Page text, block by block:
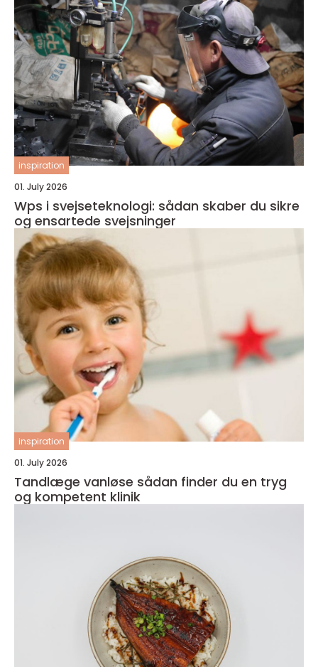
inspiration
01. July 2026
Wps i svejseteknologi: sådan skaber du sikre
og ensartede svejsninger
inspiration
01. July 2026
Tandlæge vanløse sådan finder du en tryg
og kompetent klinik